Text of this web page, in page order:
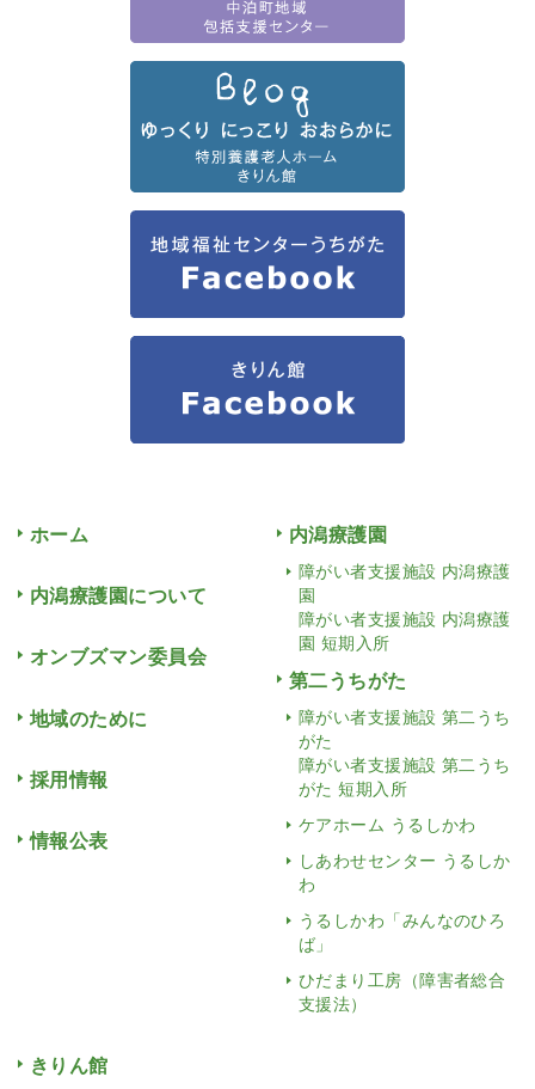
ホーム
内潟療護園について
オンブズマン委員会
地域のために
採用情報
情報公表
内潟療護園
障がい者支援施設 内潟療護
園
障がい者支援施設 内潟療護
園 短期入所
第二うちがた
障がい者支援施設 第二うち
がた
障がい者支援施設 第二うち
がた 短期入所
ケアホーム うるしかわ
しあわせセンター うるしか
わ
うるしかわ「みんなのひろ
ば」
ひだまり工房（障害者総合
支援法）
きりん館